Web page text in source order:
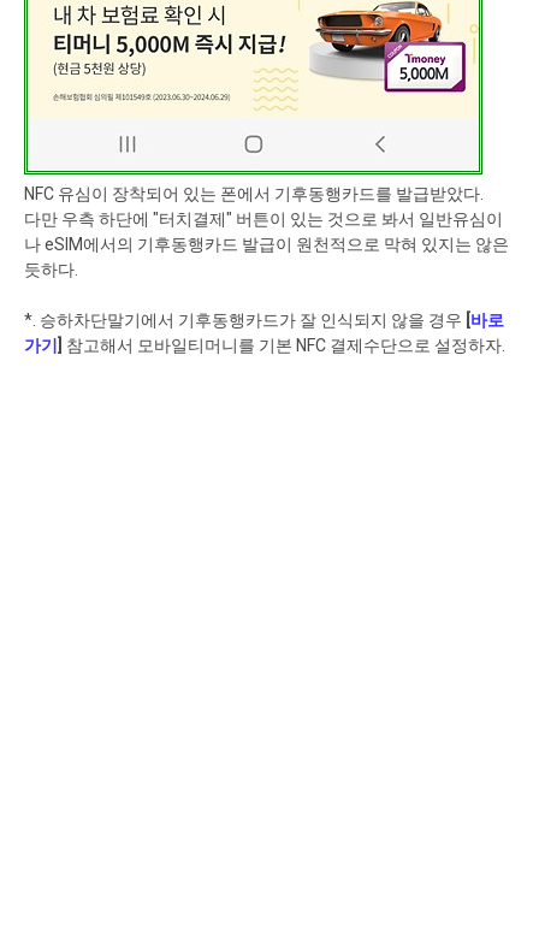
NFC 유심이 장착되어 있는 폰에서 기후동행카드를 발급받았다.
다만 우측 하단에 "터치결제" 버튼이 있는 것으로 봐서 일반유심이
나 eSIM에서의 기후동행카드 발급이 원천적으로 막혀 있지는 않은
듯하다.
*. 승하차단말기에서 기후동행카드가 잘 인식되지 않을 경우 바로
가기
참고해서 모바일티머니를 기본 NFC 결제수단으로 설정하자.